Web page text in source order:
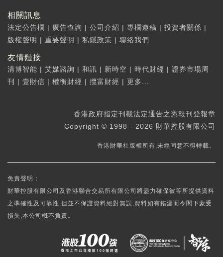
相關訊息
法定公告欄 | 廣告查詢 | 公司介紹 | 專欄邀稿 | 投資者關係 |
版權聲明 | 重要聲明 | 私隱政策 | 聯絡我們
友情鏈接
清博智能 | 艾媒諮詢 | 和訊 | 新時空 | 時代財經 | 證券市場周
刊
| 壹財信 | 權衡財經 | 攬富財經 | 更多...
香港政府指定刊載法定通告之憲報刊登報章
Copyright © 1998 - 2026 財華控股有限公司
香港財華社版權所有,未經同意不得轉載。
免責聲明：
財華控股有限公司及香港聯合交易所有限公司將盡力確保彼等所提供資料
之準確性及可靠性,但並不保證資料絕對無誤,資料如有錯漏而令閣下蒙受
損失,本公司概不負責。